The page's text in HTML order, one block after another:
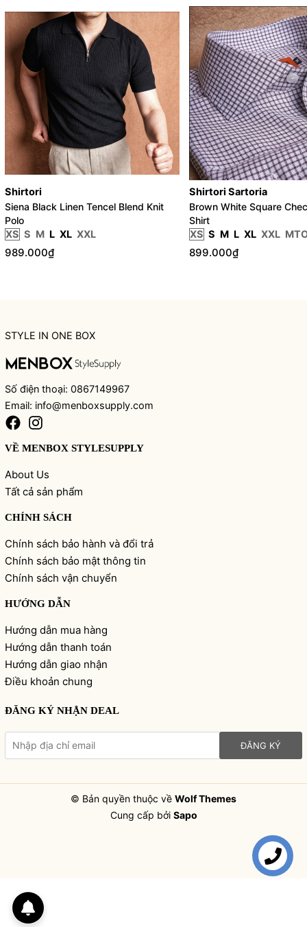
Shirtori
Siena Black Linen Tencel Blend Knit
Polo
XS S M L XL XXL
989.000₫
Shirtori Sartoria
Brown White Square
Shirt
XS S M L XL XXL
899.000₫
STYLE IN ONE BOX
Số điện thoại: 0867149967
Email: info@menboxsupply.com
VỀ MENBOX STYLESUPPLY
About Us
Tất cả sản phẩm
CHÍNH SÁCH
Chính sách bảo hành và đổi trả
Chính sách bảo mật thông tin
Chính sách vận chuyển
HƯỚNG DẪN
Hướng dẫn mua hàng
Hướng dẫn thanh toán
Hướng dẫn giao nhận
Điều khoản chung
ĐĂNG KÝ NHẬN DEAL
ĐĂNG KÝ
© Bản quyền thuộc về Wolf Themes
Cung cấp bởi Sapo
Liên hệ